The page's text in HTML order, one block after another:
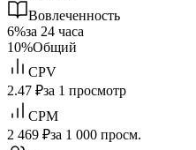
Вовлеченность
6%за 24 часа
10%Общий
CPV
2.47 ₽за 1 просмотр
CPM
2 469 ₽за 1 000 просм.